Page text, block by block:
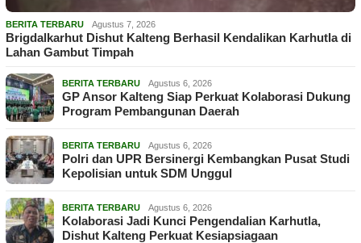
BERITA TERBARU Agustus 7, 2026
Brigdalkarhut Dishut Kalteng Berhasil Kendalikan Karhutla di
Lahan Gambut Timpah
BERITA TERBARU Agustus 6, 2026
GP Ansor Kalteng Siap Perkuat Kolaborasi Dukung
Program Pembangunan Daerah
BERITA TERBARU Agustus 6, 2026
Polri dan UPR Bersinergi Kembangkan Pusat Studi
Kepolisian untuk SDM Unggul
BERITA TERBARU Agustus 6, 2026
Kolaborasi Jadi Kunci Pengendalian Karhutla,
Dishut Kalteng Perkuat Kesiapsiagaan